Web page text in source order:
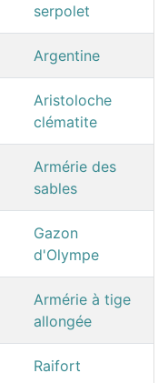
serpolet
Argentine
Aristoloche
clématite
Armérie des
sables
Gazon
d'Olympe
Armérie à tige
allongée
Raifort